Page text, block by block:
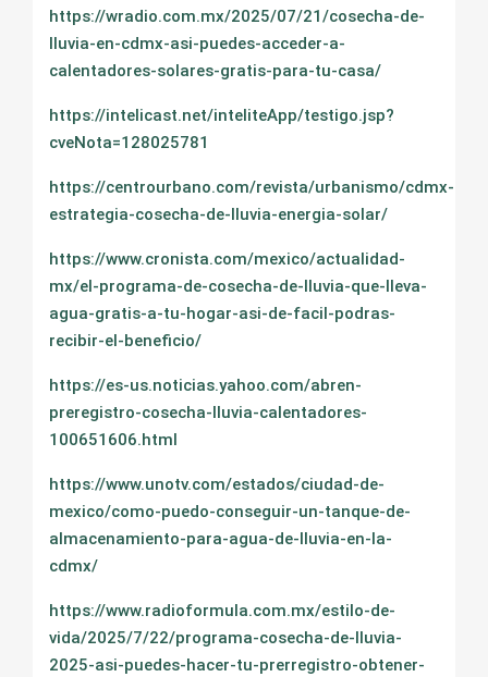
https://wradio.com.mx/2025/07/21/cosecha-de-
lluvia-en-cdmx-asi-puedes-acceder-a-
calentadores-solares-gratis-para-tu-casa/
https://intelicast.net/inteliteApp/testigo.jsp?
cveNota=128025781
https://centrourbano.com/revista/urbanismo/cdmx-
estrategia-cosecha-de-lluvia-energia-solar/
https://www.cronista.com/mexico/actualidad-
mx/el-programa-de-cosecha-de-lluvia-que-lleva-
agua-gratis-a-tu-hogar-asi-de-facil-podras-
recibir-el-beneficio/
https://es-us.noticias.yahoo.com/abren-
preregistro-cosecha-lluvia-calentadores-
100651606.html
https://www.unotv.com/estados/ciudad-de-
mexico/como-puedo-conseguir-un-tanque-de-
almacenamiento-para-agua-de-lluvia-en-la-
cdmx/
https://www.radioformula.com.mx/estilo-de-
vida/2025/7/22/programa-cosecha-de-lluvia-
2025-asi-puedes-hacer-tu-prerregistro-obtener-